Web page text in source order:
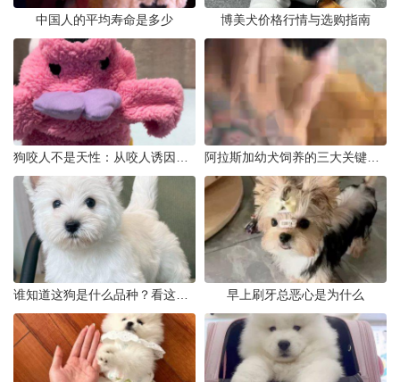
中国人的平均寿命是多少 博美犬价格行情与选购指南
早上刷牙总恶心是为什么